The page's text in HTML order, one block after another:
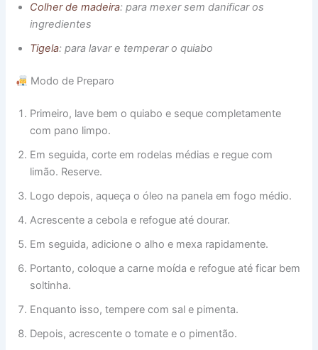
Colher de madeira: para mexer sem danificar os
ingredientes
Tigela: para lavar e temperar o quiabo
Modo de Preparo
Primeiro, lave bem o quiabo e seque completamente
com pano limpo.
Em seguida, corte em rodelas médias e regue com
limão. Reserve.
Logo depois, aqueça o óleo na panela em fogo médio.
Acrescente a cebola e refogue até dourar.
Em seguida, adicione o alho e mexa rapidamente.
Portanto, coloque a carne moída e refogue até ficar bem
soltinha.
Enquanto isso, tempere com sal e pimenta.
Depois, acrescente o tomate e o pimentão.